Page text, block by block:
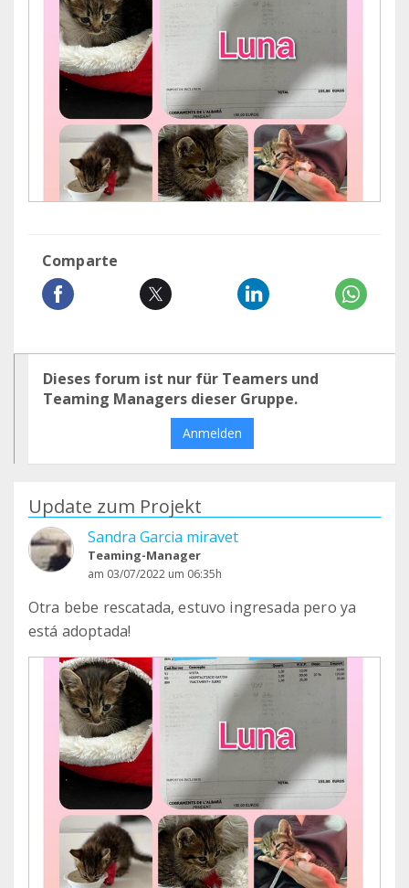
Comparte
Dieses forum ist nur für Teamers und
Teaming Managers dieser Gruppe.
Anmelden
Update zum Projekt
Sandra Garcia miravet
Teaming-Manager
am 03/07/2022 um 06:35h
Otra bebe rescatada, estuvo ingresada pero ya
está adoptada!